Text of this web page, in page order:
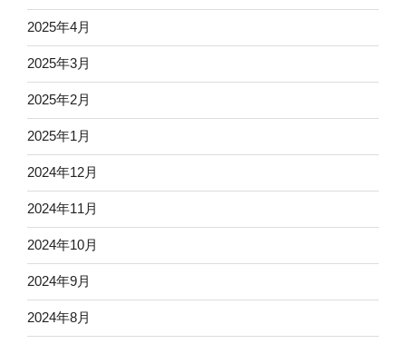
2025年4月
2025年3月
2025年2月
2025年1月
2024年12月
2024年11月
2024年10月
2024年9月
2024年8月